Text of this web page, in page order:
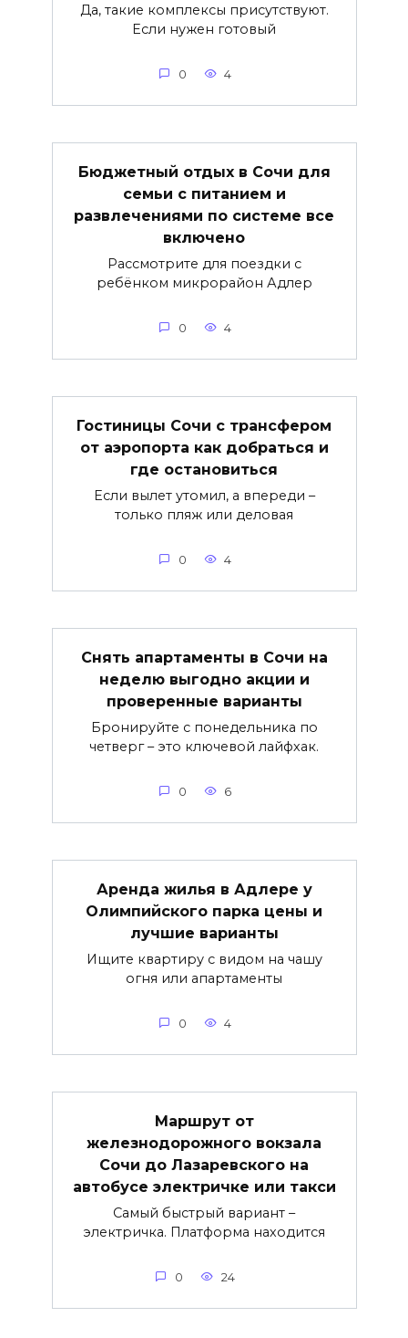
Да, такие комплексы присутствуют.
Если нужен готовый
0 4
Бюджетный отдых в Сочи для
семьи с питанием и
развлечениями по системе все
включено
Рассмотрите для поездки с
ребёнком микрорайон Адлер
0 4
Гостиницы Сочи с трансфером
от аэропорта как добраться и
где остановиться
Если вылет утомил, а впереди –
только пляж или деловая
0 4
Снять апартаменты в Сочи на
неделю выгодно акции и
проверенные варианты
Бронируйте с понедельника по
четверг – это ключевой лайфхак.
0 6
Аренда жилья в Адлере у
Олимпийского парка цены и
лучшие варианты
Ищите квартиру с видом на чашу
огня или апартаменты
0 4
Маршрут от
железнодорожного вокзала
Сочи до Лазаревского на
автобусе электричке или такси
Самый быстрый вариант –
электричка. Платформа находится
0 24